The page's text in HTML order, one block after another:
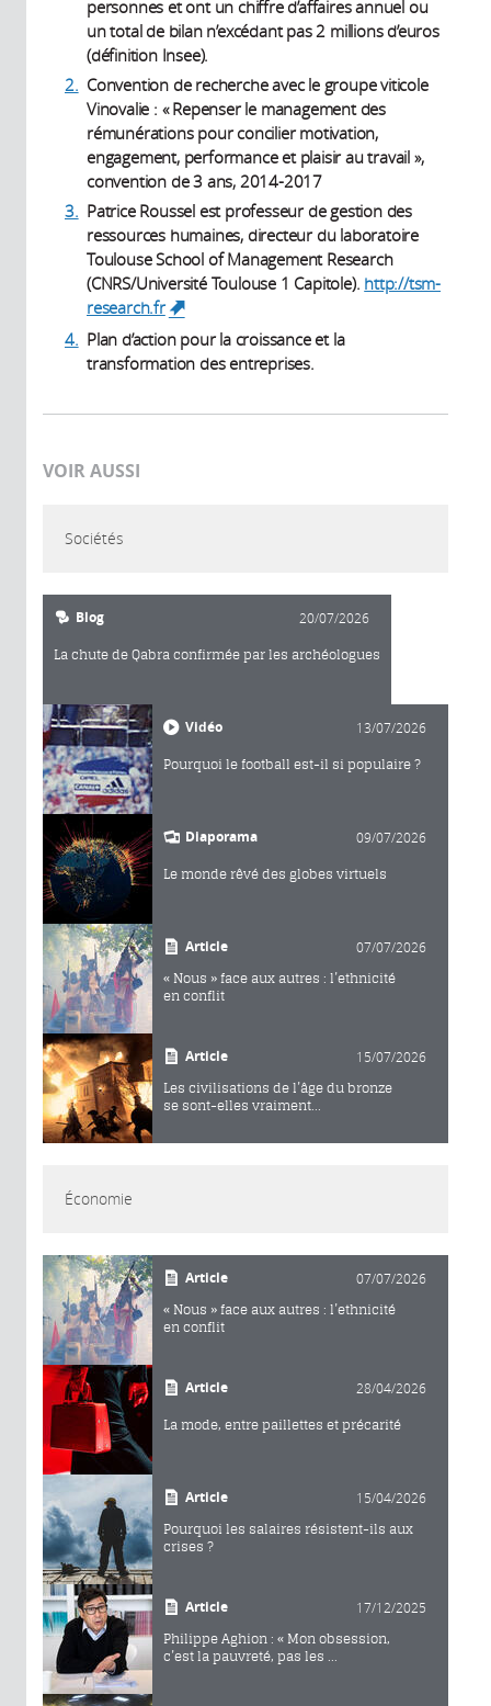
personnes et ont un chiffre d’affaires annuel ou
un total de bilan n’excédant pas 2 millions d’euros
(définition Insee).
2. Convention de recherche avec le groupe viticole
Vinovalie : « Repenser le management des
rémunérations pour concilier motivation,
engagement, performance et plaisir au travail »,
convention de 3 ans, 2014-2017
3. Patrice Roussel est professeur de gestion des
ressources humaines, directeur du laboratoire
Toulouse School of Management Research
(CNRS/Université Toulouse 1 Capitole). http://tsm-
research.fr
(link is external)
4. Plan d’action pour la croissance et la
transformation des entreprises.
VOIR AUSSI
Sociétés
Blog 20/07/2026
La chute de Qabra confirmée par les archéologues
Vidéo 13/07/2026
Pourquoi le football est-il si populaire ?
Diaporama 09/07/2026
Le monde rêvé des globes virtuels
Article 07/07/2026
« Nous » face aux autres : l’ethnicité
en conflit
Article 15/07/2026
Les civilisations de l’âge du bronze
se sont-elles vraiment...
Économie
Article 07/07/2026
« Nous » face aux autres : l’ethnicité
en conflit
Article 28/04/2026
La mode, entre paillettes et précarité
Article 15/04/2026
Pourquoi les salaires résistent-ils aux
crises ?
Article 17/12/2025
Philippe Aghion : « Mon obsession,
c’est la pauvreté, pas les ...